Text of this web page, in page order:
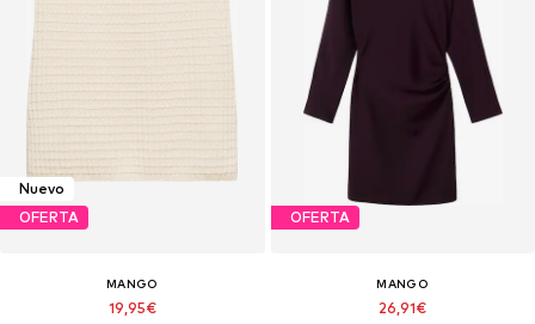
Nuevo
OFERTA
MANGO
19,95€
OFERTA
MANGO
26,91€